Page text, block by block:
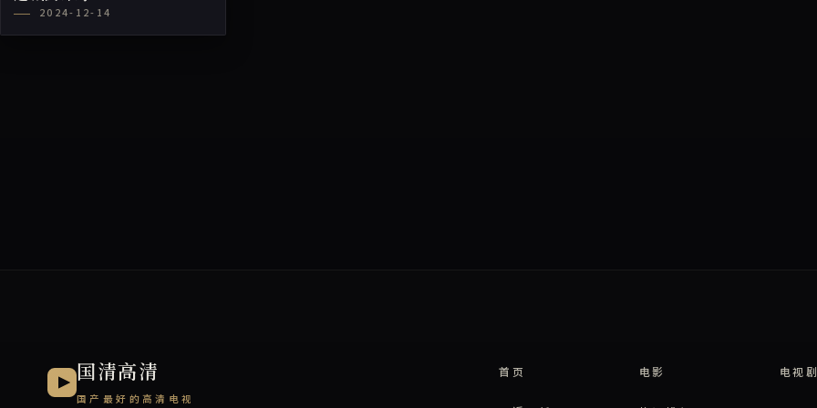
2024-12-14
国清高清
国产最好的高清电视
首页 电影 电视剧